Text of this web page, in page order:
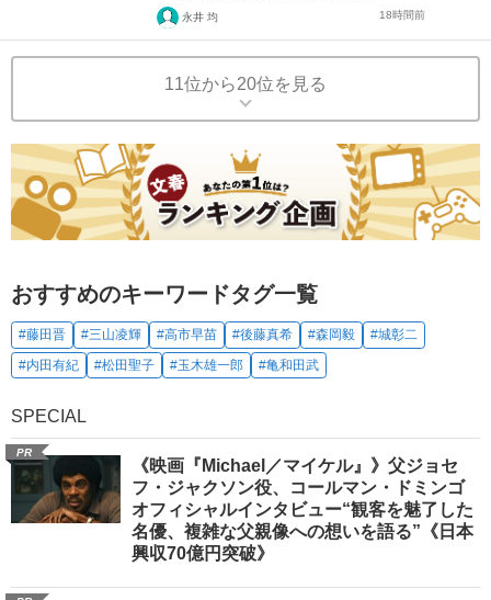
永井 均 18時間前
11位から20位を見る
おすすめのキーワードタグ一覧
#藤田晋 #三山凌輝 #高市早苗 #後藤真希 #森岡毅
#城彰二
#内田有紀
#松田聖子 #玉木雄一郎 #亀和田武
SPECIAL
PR
《映画『Michael／マイケル』》父ジョセ
フ・ジャクソン役、コールマン・ドミンゴ
オフィシャルインタビュー“観客を魅了した
名優、複雑な父親像への想いを語る”《日本
興収70億円突破》